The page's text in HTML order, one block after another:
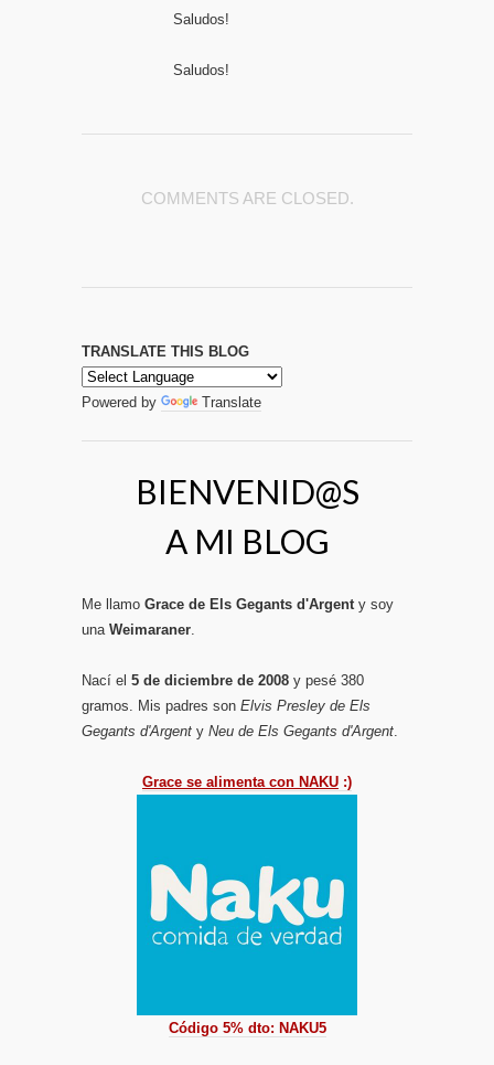
Saludos!
Saludos!
COMMENTS ARE CLOSED.
TRANSLATE THIS BLOG
Powered by Translate
BIENVENID@S
A MI BLOG
Me llamo Grace de Els Gegants d'Argent y soy
una Weimaraner
Nací el 5 de diciembre de 2008 y pesé 380
gramos. Mis padres son Elvis Presley de Els
Gegants d'Argent y Neu de Els Gegants d'Argent
Grace se alimenta con NAKU :)
Código 5% dto: NAKU5